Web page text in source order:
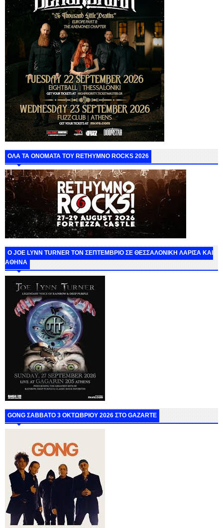
ΟΛΑ ΤΑ ΟΝΟΜΑΤΑ ΤΟΥ RETHYMNO ROCKS 2026
O JOE LYNN TURNER ΤΟΝ ΣΕΠΤΕΜΒΡΙΟ ΣΕ ΘΕΣΣΑΛΟΝΙΚΗ ΛΑΡΙΣΑ ΚΑΙ
ΑΘΗΝΑ
GONG ΣΑΒΒΑΤΟ 3 ΟΚΤΩΒΡΙΟΥ 2026 ΣΤΟ GAZARTE